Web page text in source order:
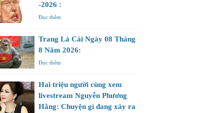
-2026 :
Đọc thêm
Trang Lá Cải Ngày 08 Tháng
8 Năm 2026:
Đọc thêm
Hai triệu người cùng xem
livestream Nguyễn Phương
Hằng: Chuyện gì đang xảy ra